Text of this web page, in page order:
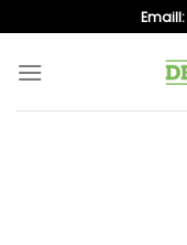
to
content
Emaill: